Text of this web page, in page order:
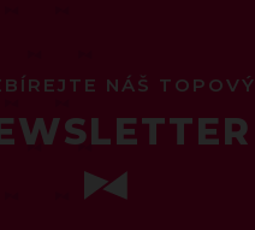
NÁŠ TOPOVÝ